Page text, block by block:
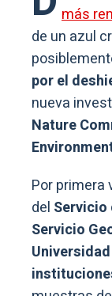
más
de un azul
por el
nueva
Nature
Por primera
del Servicio
Servicio